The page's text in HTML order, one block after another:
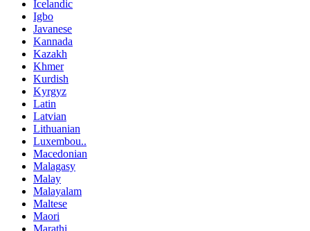
Icelandic
Igbo
Javanese
Kannada
Kazakh
Khmer
Kurdish
Kyrgyz
Latin
Latvian
Lithuanian
Luxembou..
Macedonian
Malagasy
Malay
Malayalam
Maltese
Maori
Marathi